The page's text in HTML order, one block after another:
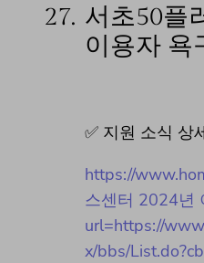
27. 서초50플
이용자 욕
✅ 지원 소식 상
https://
스센터 2024년
url=https://
x/bbs/